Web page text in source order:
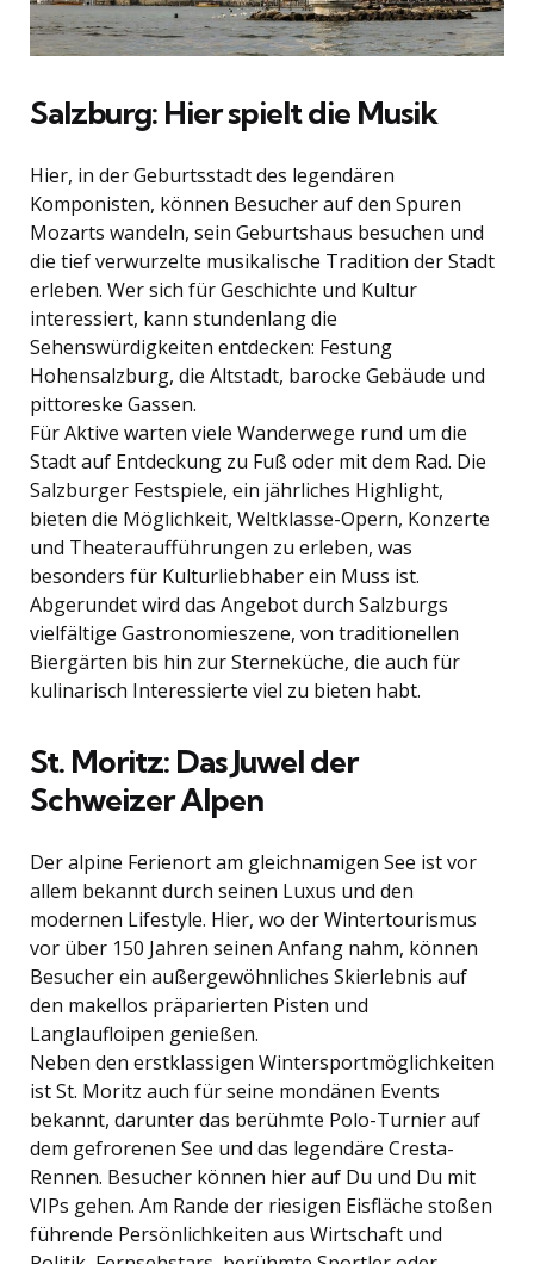
Salzburg: Hier spielt die Musik
Hier, in der Geburtsstadt des legendären
Komponisten, können Besucher auf den Spuren
Mozarts wandeln, sein Geburtshaus besuchen und
die tief verwurzelte musikalische Tradition der Stadt
erleben. Wer sich für Geschichte und Kultur
interessiert, kann stundenlang die
Sehenswürdigkeiten entdecken: Festung
Hohensalzburg, die Altstadt, barocke Gebäude und
pittoreske Gassen.
Für Aktive warten viele Wanderwege rund um die
Stadt auf Entdeckung zu Fuß oder mit dem Rad. Die
Salzburger Festspiele, ein jährliches Highlight,
bieten die Möglichkeit, Weltklasse-Opern, Konzerte
und Theateraufführungen zu erleben, was
besonders für Kulturliebhaber ein Muss ist.
Abgerundet wird das Angebot durch Salzburgs
vielfältige Gastronomieszene, von traditionellen
Biergärten bis hin zur Sterneküche, die auch für
kulinarisch Interessierte viel zu bieten habt.
St. Moritz: Das Juwel der
Schweizer Alpen
Der alpine Ferienort am gleichnamigen See ist vor
allem bekannt durch seinen Luxus und den
modernen Lifestyle. Hier, wo der Wintertourismus
vor über 150 Jahren seinen Anfang nahm, können
Besucher ein außergewöhnliches Skierlebnis auf
den makellos präparierten Pisten und
Langlaufloipen genießen.
Neben den erstklassigen Wintersportmöglichkeiten
ist St. Moritz auch für seine mondänen Events
bekannt, darunter das berühmte Polo-Turnier auf
dem gefrorenen See und das legendäre Cresta-
Rennen. Besucher können hier auf Du und Du mit
VIPs gehen. Am Rande der riesigen Eisfläche stoßen
führende Persönlichkeiten aus Wirtschaft und